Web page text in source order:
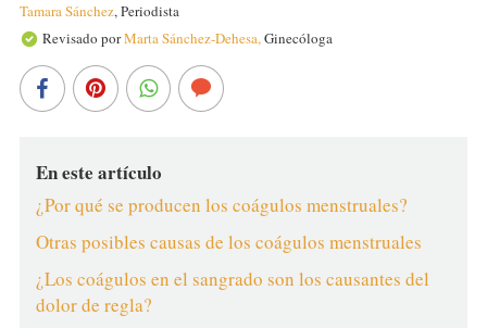
Tamara Sánchez,Periodista
Revisado porMarta Sánchez-Dehesa,Ginecóloga
En este artículo
¿Por qué se producen los coágulos menstruales?
Otras posibles causas de los coágulos menstruales
¿Los coágulos en el sangrado son los causantes del
dolor de regla?